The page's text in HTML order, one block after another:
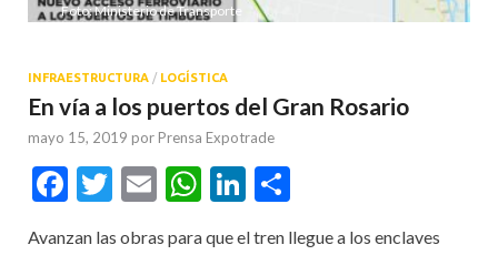
Foto: Ministerio de Transporte
INFRAESTRUCTURA / LOGÍSTICA
En vía a los puertos del Gran Rosario
mayo 15, 2019 por Prensa Expotrade
Facebook
Twitter
EmailWhatsApp
LinkedIn
Avanzan las obras para que el tren llegue a los enclaves